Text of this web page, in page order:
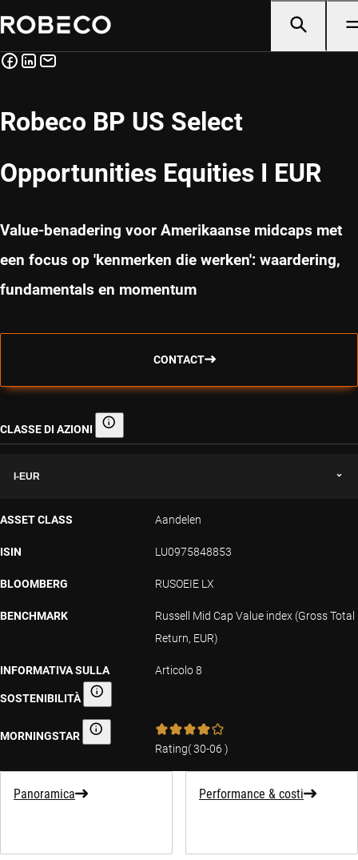
Robeco BP US Select
Opportunities Equities I EUR
Value-benadering voor Amerikaanse midcaps met
een focus op 'kenmerken die werken': waardering,
fundamentals en momentum
CONTACT
CLASSE DI AZIONI Classe di azioni
I-EUR
ASSET CLASS Aandelen
ISIN LU0975848853
BLOOMBERG RUSOEIE LX
BENCHMARK
Russell Mid Cap Value index (Gross Total
Return, EUR)
INFORMATIVA SULLA
SOSTENIBILITÀ Informativa sulla sostenibilità
Articolo 8
MORNINGSTAR Morningstar
Rating(30-06 )
Panoramica Performance & costi